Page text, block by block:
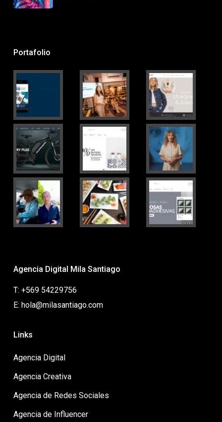
Portafolio
Agencia Digital Mila Santiago
T: +569 54229756
E: hola@milasantiago.com
Links
Agencia Digital
Agencia Creativa
Agencia de Redes Sociales
Agencia de Influencer